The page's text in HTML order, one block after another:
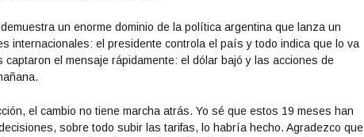
un enorme dominio de la política argentina que lanza un
internacionales: el presidente controla el país y todo indica que lo va
el mensaje rápidamente: el dólar bajó y las acciones de
el cambio no tiene marcha atrás. Yo sé que estos 19 meses han
sobre todo subir las tarifas, lo habría hecho. Agradezco que